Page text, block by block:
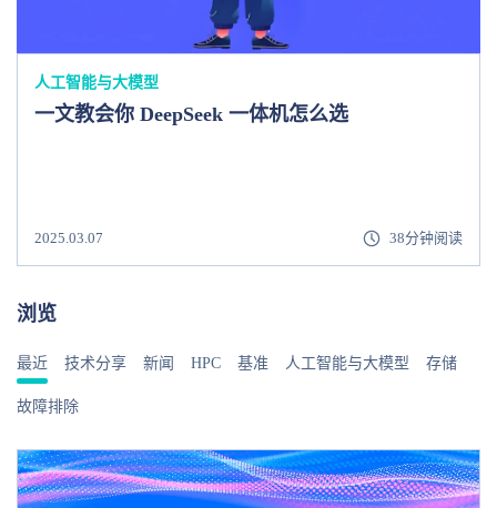
人工智能与大模型
一文教会你 DeepSeek 一体机怎么选
2025.03.07 38分钟阅读
浏览
最近 技术分享 新闻 HPC 基准 人工智能与大模型 存储
故障排除